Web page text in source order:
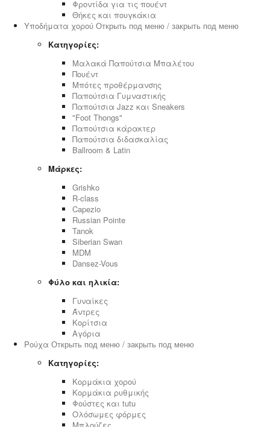
Φροντίδα για τις πουέντ
Θήκες και πουγκάκια
Υποδήματα χορού Открыть под меню / закрыть под меню
Κατηγορίες:
Μαλακά Παπούτσια Μπαλέτου
Πουέντ
Μπότες προθέρμανσης
Παπούτσια Γυμναστικής
Παπούτσια Jazz και Sneakers
"Foot Thongs"
Παπούτσια κάρακτερ
Παπούτσια διδασκαλίας
Ballroom & Latin
Μάρκες:
Grishko
R-class
Capezio
Russian Pointe
Tanok
Siberian Swan
MDM
Dansez-Vous
Φύλο και ηλικία:
Γυναίκες
Άντρες
Κορίτσια
Αγόρια
Ρούχα Открыть под меню / закрыть под меню
Κατηγορίες:
Κορμάκια χορού
Κορμάκια ρυθμικής
Φούστες και tutu
Ολόσωμες φόρμες